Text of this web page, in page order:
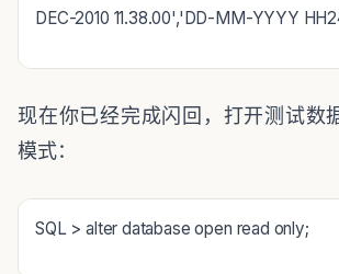
DEC-2010 11.38.00','DD-MM-YYYY
现在你已经完成闪回，打开测试数
模式：
SQL > alter database open read only;